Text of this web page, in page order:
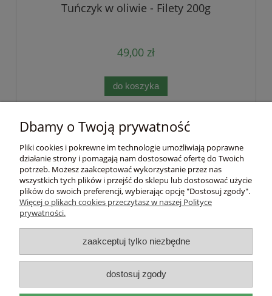
Tuńczyk w oliwie - Filety 200g
49,00 zł
do koszyka
Pomoc
Moje konto
Płatności i dostawa
Informacje
O nas
DELIITALIA
Dbamy o Twoją prywatność
Pliki cookies i pokrewne im technologie umożliwiają poprawne
działanie strony i pomagają nam dostosować ofertę do Twoich
potrzeb. Możesz zaakceptować wykorzystanie przez nas
wszystkich tych plików i przejść do sklepu lub dostosować użycie
plików do swoich preferencji, wybierając opcję "Dostosuj zgody".
Więcej o plikach cookies przeczytasz w naszej Polityce
prywatności.
zaakceptuj tylko niezbędne
dostosuj zgody